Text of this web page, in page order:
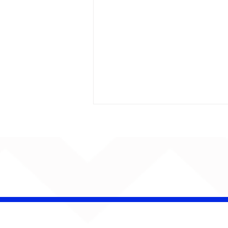
AUMENTA O SOM!